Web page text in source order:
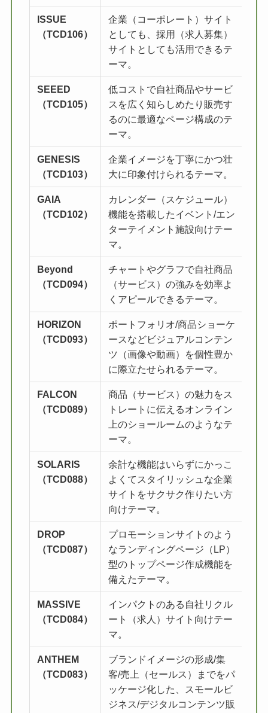
ISSUE
（TCD106）
企業（コーポレート）サイト
としても、採用（求人募集）
サイトとしても活用できるテ
ーマ。
SEEED
（TCD105）
低コストで自社商品やサービ
スを広く知らしめたり販売す
るのに最適なページ構成のテ
ーマ。
GENESIS
（TCD103）
企業イメージを丁寧にかつ壮
大に印象付けられるテーマ。
GAIA
（TCD102）
カレンダー（スケジュール）
機能を搭載したイベント/エン
ターテイメント施設向けテー
マ。
Beyond
（TCD094）
チャートやグラフで自社商品
（サービス）の強みを効率よ
くアピールできるテーマ。
HORIZON
（TCD093）
ポートフォリオ/商品ショーケ
ースなどビジュアルコンテン
ツ（画像や動画）を個性豊か
に際立たせられるテーマ。
FALCON
（TCD089）
商品（サービス）の魅力をス
トレートに伝えるオンライン
上のショールームのようなテ
ーマ。
SOLARIS
（TCD088）
余計な機能はいらずにかっこ
よくてスタイリッシュな企業
サイトをサクサク作りたい方
向けテーマ。
DROP
（TCD087）
プロモーションサイトのよう
なランディングページ（LP）
型のトップページ作成機能を
備えたテーマ。
MASSIVE
（TCD084）
インパクトのある自社リクル
ート（求人）サイト向けテー
マ。
ANTHEM
（TCD083）
ブランドイメージの形成/集
客/売上（セールス）までをパ
ッケージ化した、スモールビ
ジネス/デジタルコンテンツ販